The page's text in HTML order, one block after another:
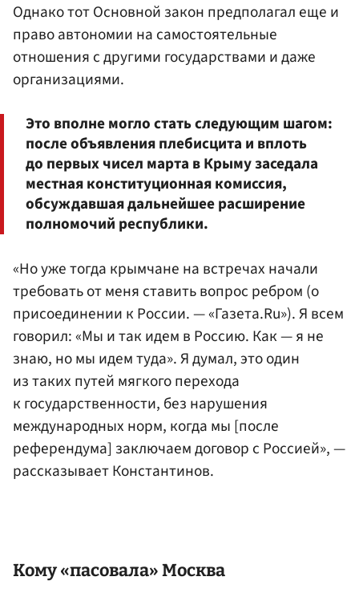
Однако тот Основной закон предполагал еще и
право автономии на самостоятельные
отношения с другими государствами и даже
организациями.
Это вполне могло стать следующим шагом:
после объявления плебисцита и вплоть
до первых чисел марта в Крыму заседала
местная конституционная комиссия,
обсуждавшая дальнейшее расширение
полномочий республики.
«Но уже тогда крымчане на встречах начали
требовать от меня ставить вопрос ребром (о
присоединении к России. — «Газета.Ru»). Я всем
говорил: «Мы и так идем в Россию. Как — я не
знаю, но мы идем туда». Я думал, это один
из таких путей мягкого перехода
к государственности, без нарушения
международных норм, когда мы [после
референдума] заключаем договор с Россией», —
рассказывает Константинов.
Кому «пасовала» Москва